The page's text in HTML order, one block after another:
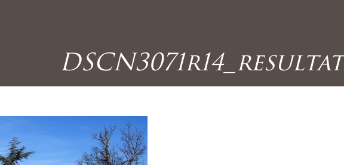
DSCN3071r14_resultat